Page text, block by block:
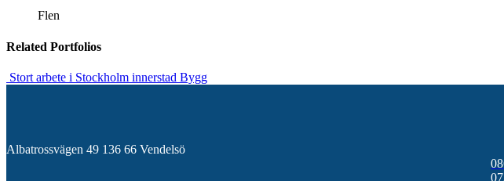
Flen
Related Portfolios
Stort arbete i Stockholm innerstad Bygg
Albatrossvägen 49 136 66 Vendelsö